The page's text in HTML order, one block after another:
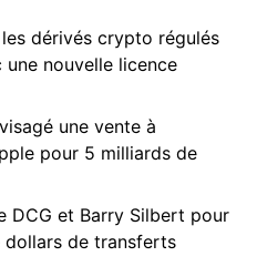
dérivés crypto régulés
une nouvelle licence
une vente à
pour 5 milliards de
DCG et Barry Silbert pour
dollars de transferts